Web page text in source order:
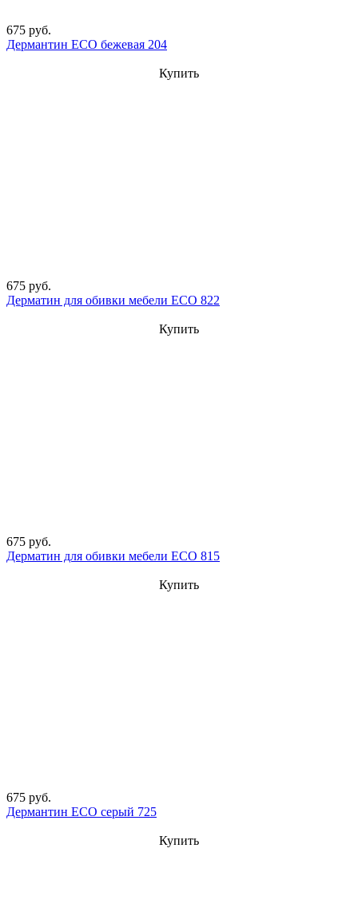
675 руб.
Дермантин ECO бежевая 204
Купить
675 руб.
Дерматин для обивки мебели ECO 822
Купить
675 руб.
Дерматин для обивки мебели ECO 815
Купить
675 руб.
Дермантин ECO серый 725
Купить